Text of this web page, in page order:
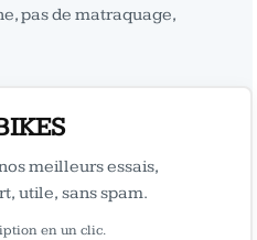
pas de matraquage,
meilleurs essais,
utile, sans spam.
en un clic.